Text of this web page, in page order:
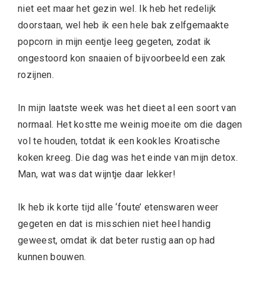
niet eet maar het gezin wel. Ik heb het redelijk
doorstaan, wel heb ik een hele bak zelfgemaakte
popcorn in mijn eentje leeg gegeten, zodat ik
ongestoord kon snaaien of bijvoorbeeld een zak
rozijnen.
In mijn laatste week was het dieet al een soort van
normaal. Het kostte me weinig moeite om die dagen
vol te houden, totdat ik een kookles Kroatische
koken kreeg. Die dag was het einde van mijn detox.
Man, wat was dat wijntje daar lekker!
Ik heb ik korte tijd alle ‘foute’ etenswaren weer
gegeten en dat is misschien niet heel handig
geweest, omdat ik dat beter rustig aan op had
kunnen bouwen.